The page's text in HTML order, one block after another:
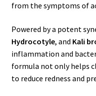
from the symptoms of
Powered by a potent
Hydrocotyle, and Kali
inflammation and
formula not only helps
to reduce redness and